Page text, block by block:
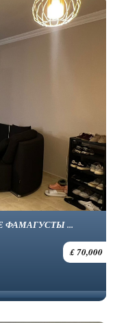
ФАМАГУСТЫ ...
£ 70,000